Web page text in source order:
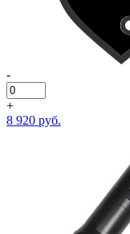
-
+
8 920 руб.